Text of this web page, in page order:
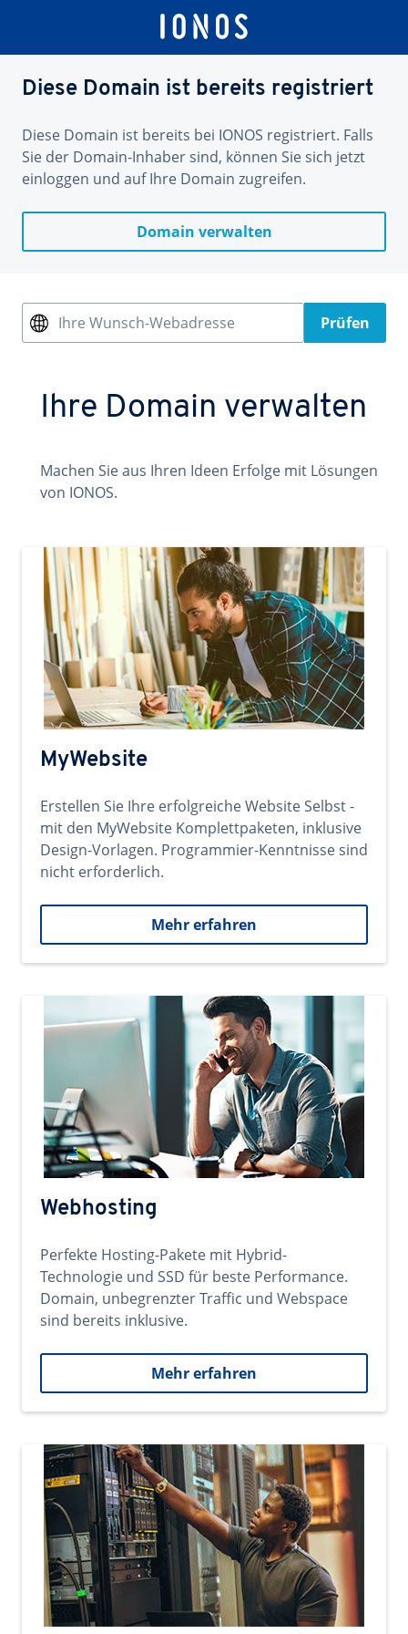
Diese Domain ist bereits registriert
Diese Domain ist bereits bei IONOS registriert. Falls
Sie der Domain-Inhaber sind, können Sie sich jetzt
einloggen und auf Ihre Domain zugreifen.
Domain verwalten
Ihre Wunsch-Webadresse Prüfen
Ihre Domain verwalten
Machen Sie aus Ihren Ideen Erfolge mit Lösungen
von IONOS.
MyWebsite
Erstellen Sie Ihre erfolgreiche Website Selbst -
mit den MyWebsite Komplettpaketen, inklusive
Design-Vorlagen. Programmier-Kenntnisse sind
nicht erforderlich.
Mehr erfahren
Webhosting
Perfekte Hosting-Pakete mit Hybrid-
Technologie und SSD für beste Performance.
Domain, unbegrenzter Traffic und Webspace
sind bereits inklusive.
Mehr erfahren